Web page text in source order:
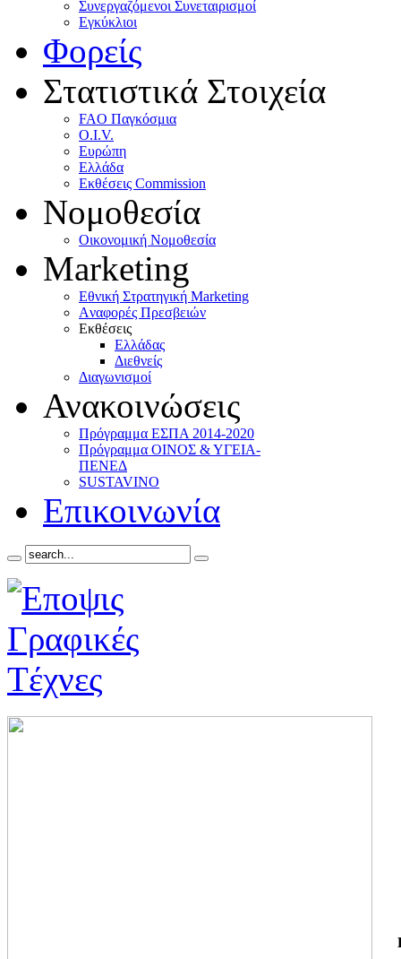
Συνεργαζόμενοι Συνεταιρισμοί
Εγκύκλιοι
Φορείς
Στατιστικά Στοιχεία
FAO Παγκόσμια
O.I.V.
Ευρώπη
Ελλάδα
Eκθέσεις Commission
Νομοθεσία
Οικονομική Νομοθεσία
Marketing
Eθνική Στρατηγική Marketing
Aναφορές Πρεσβειών
Eκθέσεις
Eλλάδας
Διεθνείς
Διαγωνισμοί
Ανακοινώσεις
Πρόγραμμα ΕΣΠΑ 2014-2020
Πρόγραμμα ΟΙΝΟΣ & ΥΓΕΙΑ-
ΠΕΝΕΔ
SUSTAVINO
Επικοινωνία